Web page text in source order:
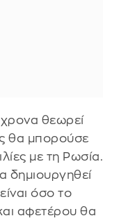
θεωρεί
θα μπορούσε
με τη Ρωσία.
δημιουργηθεί
όσο το
αφετέρου θα